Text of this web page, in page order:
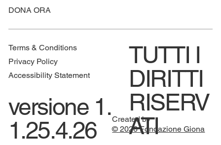
DONA ORA
Terms & Conditions
Privacy Policy
Accessibility Statement
TUTTI I
DIRITTI
RISERV
ATI
versione 1.
1.25.4.26
Created by
© 2026 Fondazione Giona